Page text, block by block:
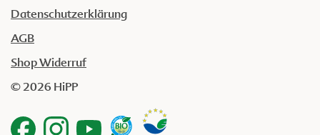
Datenschutzerklärung
AGB
Shop Widerruf
© 2026 HiPP